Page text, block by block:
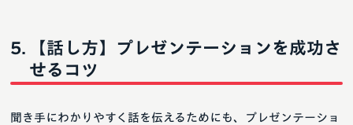
【話し方】プレゼンテーションを成功さ
せるコツ
聞き手にわかりやすく話を伝えるためにも、プレゼンテーショ